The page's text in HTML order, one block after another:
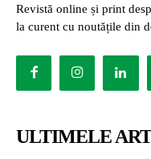
Revistă online și print
la curent cu noutățile din
ULTIMELE